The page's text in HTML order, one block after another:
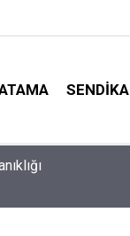
SENDIKA
Süre